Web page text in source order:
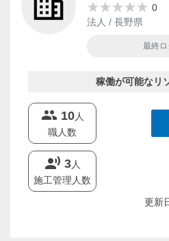
0
法人 / 長野県
最終
稼働が可能なリ
groups
10人
職人数
record_voice_over 3人
施工管理人数
更新